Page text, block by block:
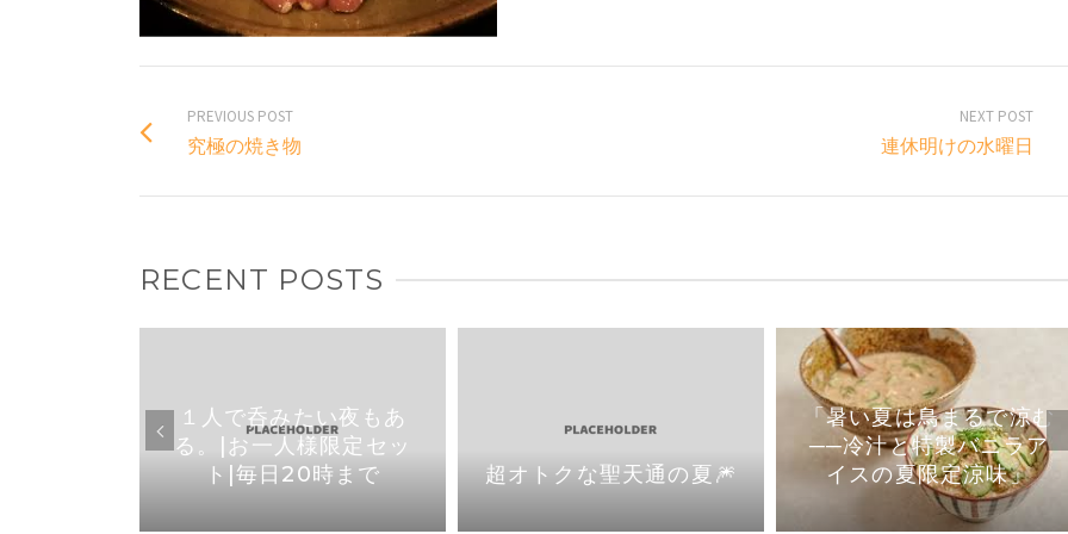
PREVIOUS POST
究極の焼き物
NEXT POST
連休明けの水曜日
RECENT POSTS
１人で呑みたい夜もあ
る。|お一人様限定セッ
ト|毎日20時まで
超オトクな聖天通の夏🎆
「暑い夏は鳥まるで涼む
──冷汁と特製バニラア
イスの夏限定涼味」